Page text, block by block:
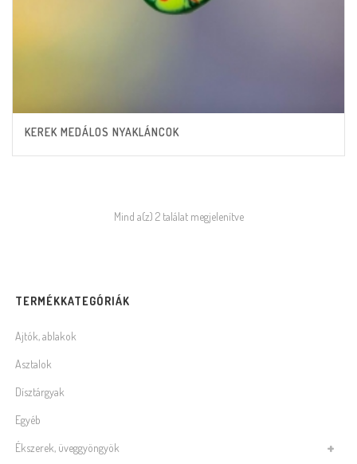
KEREK MEDÁLOS NYAKLÁNCOK
Mind a(z) 2 találat megjelenítve
TERMÉKKATEGÓRIÁK
Ajtók, ablakok
Asztalok
Dísztárgyak
Egyéb
Ékszerek, üveggyöngyök